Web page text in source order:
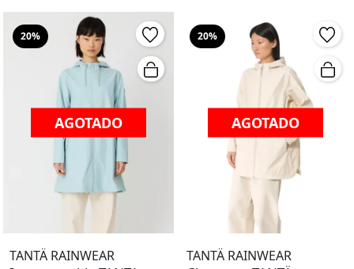
20%
AGOTADO
TANTÄ RAINWEAR
20%
AGOTADO
TANTÄ RAINWEAR